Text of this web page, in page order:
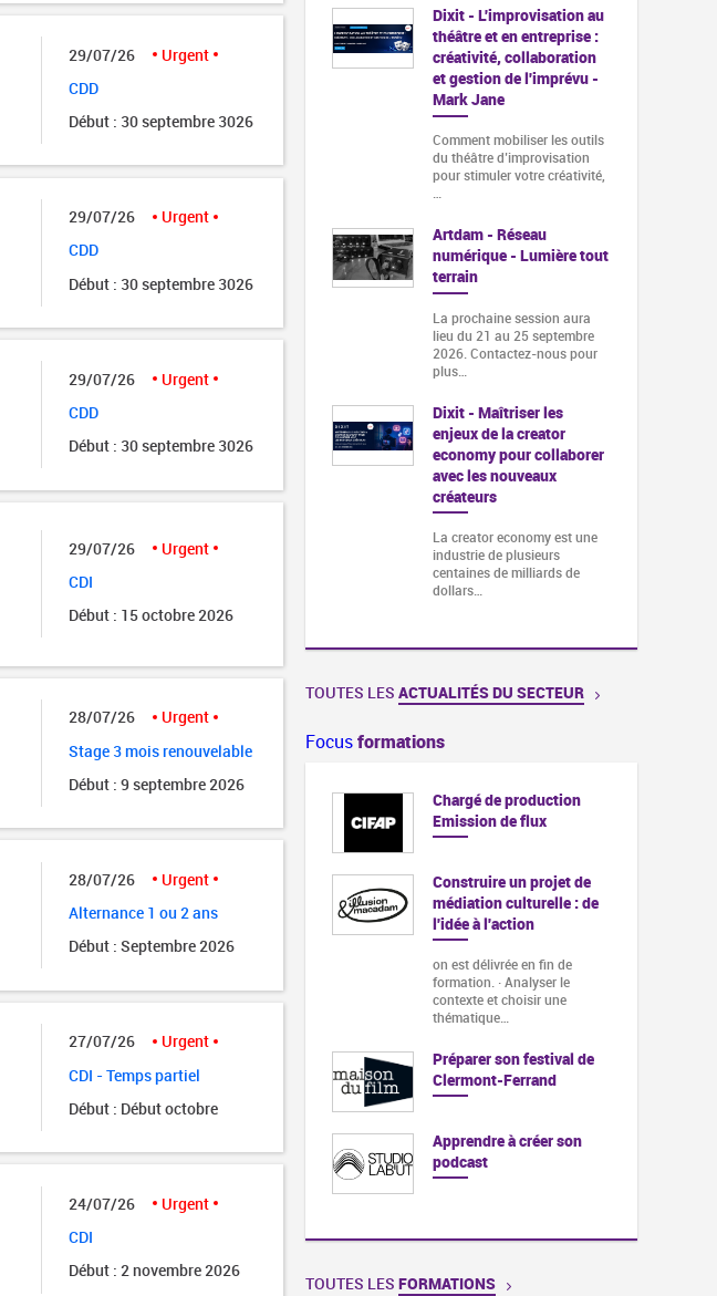
29/07/26
Urgent
CDD
Début : 30 septembre 3026
29/07/26
Urgent
CDD
Début : 30 septembre 3026
29/07/26
Urgent
CDD
Début : 30 septembre 3026
29/07/26
Urgent
CDI
Début : 15 octobre 2026
28/07/26
Urgent
Stage 3 mois renouvelable
Début : 9 septembre 2026
28/07/26
Urgent
Alternance 1 ou 2 ans
Début : Septembre 2026
27/07/26
Urgent
CDI - Temps partiel
Début : Début octobre
24/07/26
Urgent
CDI
Début : 2 novembre 2026
Dixit - L'improvisation au
théâtre et en entreprise :
créativité, collaboration
et gestion de l'imprévu -
Mark Jane
Comment mobiliser les outils
du théâtre d’improvisation
pour stimuler votre créativité,
…
Artdam - Réseau
numérique - Lumière tout
terrain
La prochaine session aura
lieu du 21 au 25 septembre
2026. Contactez-nous pour
plus…
Dixit - Maîtriser les
enjeux de la creator
economy pour collaborer
avec les nouveaux
créateurs
La creator economy est une
industrie de plusieurs
centaines de milliards de
dollars…
TOUTES LES ACTUALITÉS DU SECTEUR
Focusformations
Chargé de production
Emission de flux
Construire un projet de
médiation culturelle : de
l'idée à l'action
on est délivrée en fin de
formation. · Analyser le
contexte et choisir une
thématique…
Préparer son festival de
Clermont-Ferrand
Apprendre à créer son
podcast
TOUTES LES FORMATIONS